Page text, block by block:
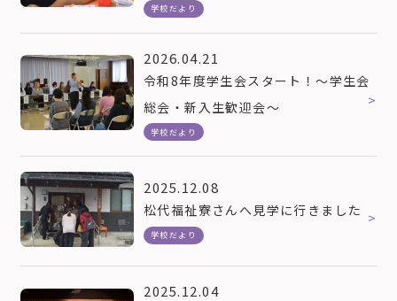
学校だより
2026.04.21
令和8年度学生会スタート！～学生会
総会・新入生歓迎会～
学校だより
2025.12.08
松代福祉寮さんへ見学に行きました
学校だより
2025.12.04